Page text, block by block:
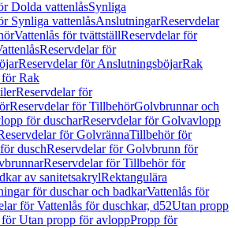
Dolda vattenlåsSynliga
Synliga vattenlåsAnslutningarReservdelar
Vattenlås för tvättställReservdelar för
Reservdelar för
Reservdelar för AnslutningsböjarRak
för Rak
Reservdelar för
Reservdelar för TillbehörGolvbrunnar och
för duscharReservdelar för Golvavlopp
för GolvrännaTillbehör för
duschReservdelar för Golvbrunn för
Reservdelar för Tillbehör för
av sanitetsakrylRektangulära
för duschar och badkarVattenlås för
för Vattenlås för duschkar, d52Utan propp
för Utan propp för avloppPropp för